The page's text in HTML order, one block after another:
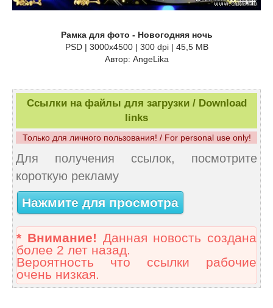
Рамка для фото - Новогодняя ночь
PSD | 3000x4500 | 300 dpi | 45,5 MB
Автор: AngeLika
Ссылки на файлы для загрузки / Download
links
Только для личного пользования! / For personal use only!
Для получения ссылок, посмотрите
короткую рекламу
Нажмите для просмотра
* Внимание! Данная новость создана
более 2 лет назад.
Вероятность что ссылки рабочие
очень низкая.